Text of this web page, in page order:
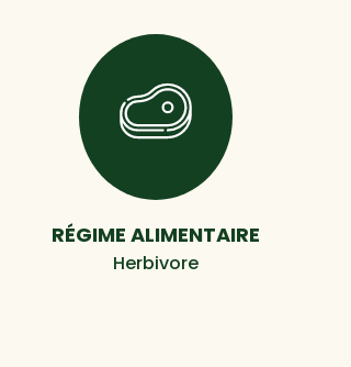
RÉGIME ALIMENTAIRE
Herbivore